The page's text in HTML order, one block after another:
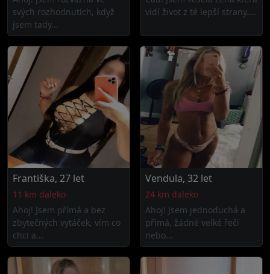
svých rozhodnutích, když
jsem tady...
vidí život z té lepší strany....
Františka, 27 let
11 km daleko
Ahoj! Jsem přímá a bez
zbytečných vytáček, vím co
chci a...
Vendula, 32 let
24 km daleko
Ahoj! Jsem jednoduchá a
přímá, žádné velké řeči
nebo...